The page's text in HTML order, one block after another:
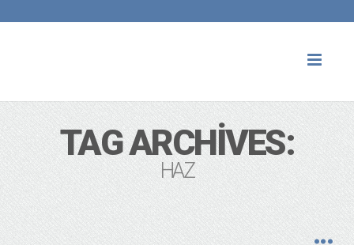
TAG ARCHIVES:
HAZ